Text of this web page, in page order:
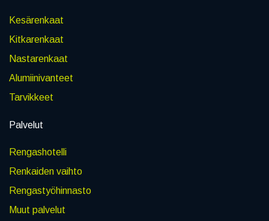
Kesärenkaat
Kitkarenkaat
Nastarenkaat
Alumiinivanteet
Tarvikkeet
Palvelut
Rengashotelli
Renkaiden vaihto
Rengastyöhinnasto
Muut palvelut